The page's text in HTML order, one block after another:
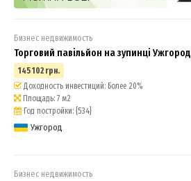
Бизнес недвижимость
Торговий павільйон на зупинці Ужгород
145 102 грн.
Доходность инвестиций: Более 20%
Площадь: 7 м2
Год постройки: {534}
Ужгород
Бизнес недвижимость